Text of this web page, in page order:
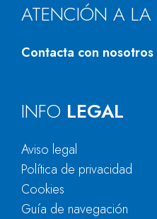
ATENCIÓN A LA
Contacta con nosotros
INFO LEGAL
Aviso legal
Política de privacidad
Cookies
Guía de navegación